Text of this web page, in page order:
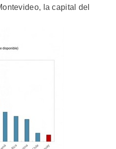
la capital del